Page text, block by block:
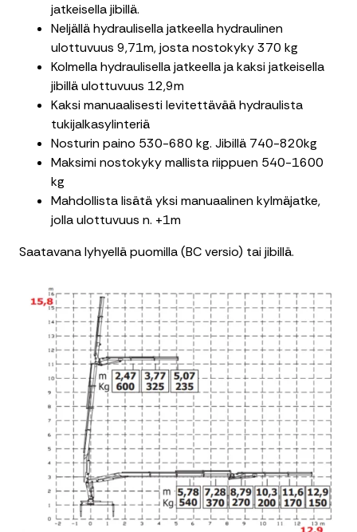
jatkeisella jibillä.
Neljällä hydraulisella jatkeella hydraulinen
ulottuvuus 9,71m, josta nostokyky 370 kg
Kolmella hydraulisella jatkeella ja kaksi jatkeisella
jibillä ulottuvuus 12,9m
Kaksi manuaalisesti levitettävää hydraulista
tukijalkasylinteriä
Nosturin paino 530-680 kg. Jibillä 740-820kg
Maksimi nostokyky mallista riippuen 540-1600
kg
Mahdollista lisätä yksi manuaalinen kylmäjatke,
jolla ulottuvuus n. +1m
Saatavana lyhyellä puomilla (BC versio) tai jibillä.